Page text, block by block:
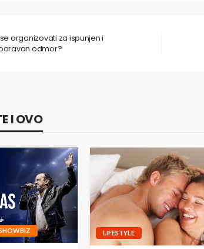
organizovati za ispunjen i
odmor?
I OVO
LIFESTYLE